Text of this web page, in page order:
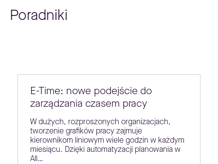
Poradniki
E-Time: nowe podejście do
zarządzania czasem pracy
W dużych, rozproszonych organizacjach,
tworzenie grafików pracy zajmuje
kierownikom liniowym wiele godzin w każdym
miesiącu. Dzięki automatyzacji planowania w
All…